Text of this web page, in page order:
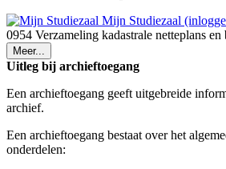
Mijn Studiezaal
0954 Verzameling kadastrale netteplans en
Meer...
Uitleg bij archieftoegang
Een archieftoegang geeft uitgebreide
archief.
Een archieftoegang bestaat over het
onderdelen: